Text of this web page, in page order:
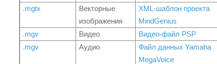
.mgtx
Векторные
изображения
XML-шаблон проекта
MindGenius
.mgv
Видео
Видео-файл PSP
.mgv
Аудио
Файл данных Yamaha
MegaVoice